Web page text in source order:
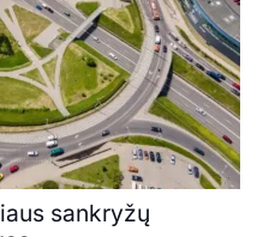
sankryžų